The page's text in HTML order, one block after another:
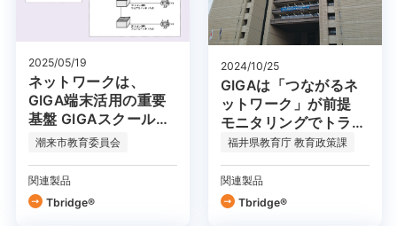
2025/05/19
ネットワークは、
GIGA端末活用の重要
基盤 GIGAスクール構
想第二期で、その重要
潮来市教育委員会
関連製品
Tbridge®
2024/10/25
GIGAは「つながるネ
ットワーク」が前提
モニタリングでトラブ
ル原因を特定する
福井県教育庁 教育政策課
関連製品
Tbridge®